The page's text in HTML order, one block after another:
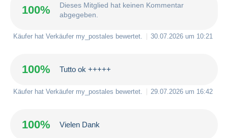
100%
Dieses Mitglied hat keinen Kommentar
abgegeben.
Käufer hat Verkäufer my_postales bewertet. 30.07.2026 um 10:21
100% Tutto ok +++++
Käufer hat Verkäufer my_postales bewertet. 29.07.2026 um 16:42
100% Vielen Dank